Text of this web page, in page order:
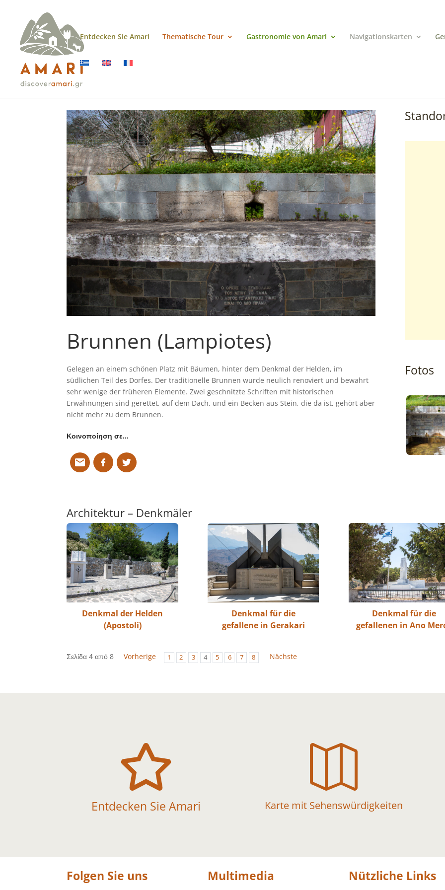
Entdecken Sie Amari Thematische Tour Gastronomie von Amari Navigationskarten
Brunnen (Lampiotes)
Gelegen an einem schönen Platz mit Bäumen, hinter dem Denkmal der Helden, im
südlichen Teil des Dorfes. Der traditionelle Brunnen wurde neulich renoviert und bewahrt
sehr wenige der früheren Elemente. Zwei geschnitzte Schriften mit historischen
Erwähnungen sind gerettet, auf dem Dach, und ein Becken aus Stein, die da ist, gehört aber
nicht mehr zu dem Brunnen.
Κοινοποίηση σε…
Fotos
Architektur – Denkmäler
Denkmal der Helden
(Apostoli)
Denkmal für die
gefallene in Gerakari
Denkmal für die
gefallenen in Ano
Σελίδα 4 από 8 Vorherige 1 2 3 4 5 6 7 8 Nächste

Entdecken Sie Amari

Karte mit Sehenswürdigkeiten
Folgen Sie uns Multimedia Nützliche Links